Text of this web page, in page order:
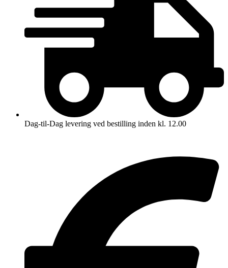
Dag-til-Dag levering ved bestilling inden kl. 12.00